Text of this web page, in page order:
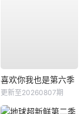
喜欢你我也是第六季
更新至20260807期